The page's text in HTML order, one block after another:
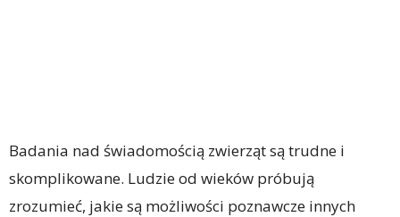
Badania nad świadomością zwierząt są trudne i
skomplikowane. Ludzie od wieków próbują
zrozumieć, jakie są możliwości poznawcze innych